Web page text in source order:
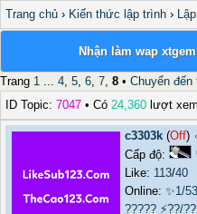
Trang chủ › Kiến thức lập trình ›
Nhận làm wap
Trang 1 ... 4, 5, 6, 7, 8 • Chuyển đến
ID Topic: 7047 • Có 24,360 lượt xem
c3303k (Off)
Cấp độ:
Like: 113/40
Online: ✨1/
????? ⚡??/